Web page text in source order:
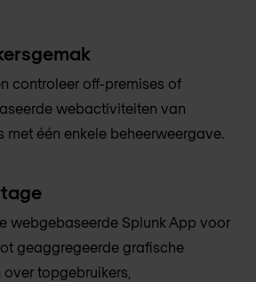
controleer off-premises of
webactiviteiten van
met één enkele beheerweergave.
webgebaseerde Splunk App voor
geaggregeerde grafische
topgebruikers,